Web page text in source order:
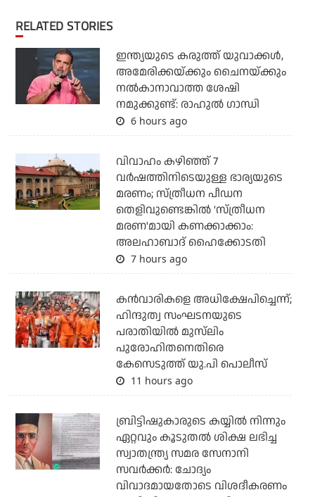
RELATED STORIES
ഇന്ത്യയുടെ കരുത്ത് യുവാക്കള്‍,
അമേരിക്കയ്ക്കും ചൈനയ്ക്കും
നല്‍കാനാവാത്ത ശേഷി
നമുക്കുണ്ട്: രാഹുല്‍ ഗാന്ധി
6 hours ago
വിവാഹം കഴിഞ്ഞ് 7
വര്‍ഷത്തിനിടെയുള്ള ഭാര്യയുടെ
മരണം; സ്ത്രീധന പീഡന
തെളിവുണ്ടെങ്കില്‍ 'സ്ത്രീധന
മരണ'മായി കണക്കാക്കാം:
അലഹാബാദ് ഹൈക്കോടതി
7 hours ago
കന്‍വാരികളെ അധിക്ഷേപിച്ചെന്ന്;
ഹിന്ദുത്വ സംഘടനയുടെ
പരാതിയില്‍ മുസ്‌ലിം
പുരോഹിതനെതിരെ
കേസെടുത്ത് യു.പി പൊലീസ്
11 hours ago
ബ്രിട്ടിഷുകാരുടെ കയ്യില്‍ നിന്നും
ഏറ്റവും കൂടുതല്‍ ശിക്ഷ ലഭിച്ച
സ്വാതന്ത്ര്യ സമര സേനാനി
സവര്‍ക്കര്‍: ചോദ്യം
വിവാദമായതോടെ വിശദീകരണം